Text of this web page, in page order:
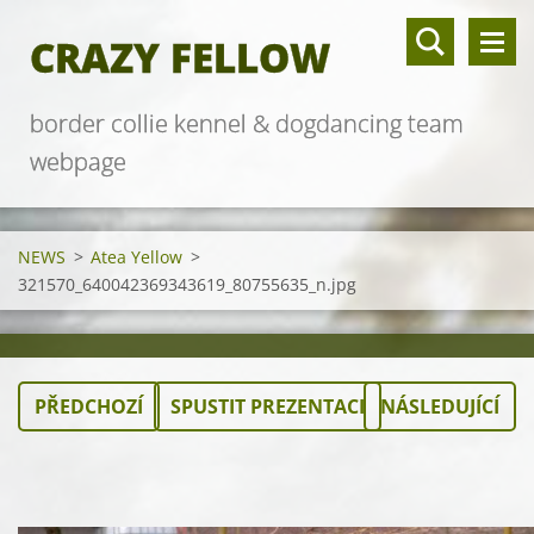
CRAZY FELLOW
border collie kennel & dogdancing team
webpage
NEWS > Atea Yellow >
321570_640042369343619_80755635_n.jpg
PŘEDCHOZÍ SPUSTIT PREZENTACI NÁSLEDUJÍCÍ